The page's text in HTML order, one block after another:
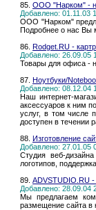
85. ООО "Нарком" -
Добавлено: 01.11.03
ООО "Нарком"
Подробнее о нас Вы
86. Rodget.RU -
Добавлено: 26.09.05
Товары для офиса -
87. Ноутбуки/
Добавлено: 08.12.04
Наш интернет-
аксессуаров к ним
услуг, в том числе
доступен в течении
88. Изготовление
Добавлено: 27.01.05
Студия веб-
логотипов,
89.
Добавлено: 28.09.04
Мы предлагаем
размещение сайта в